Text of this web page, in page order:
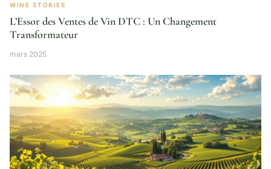
WINE STORIES
L’Essor des Ventes de Vin DTC : Un Changement
Transformateur
mars 2025